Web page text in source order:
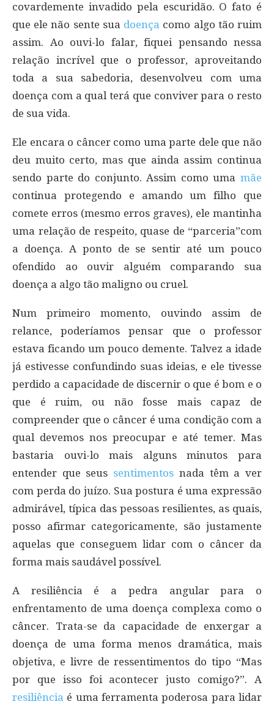
covardemente invadido pela escuridão. O fato é
que ele não sente sua doença como algo tão ruim
assim. Ao ouvi-lo falar, fiquei pensando nessa
relação incrível que o professor, aproveitando
toda a sua sabedoria, desenvolveu com uma
doença com a qual terá que conviver para o resto
de sua vida.
Ele encara o câncer como uma parte dele que não
deu muito certo, mas que ainda assim continua
sendo parte do conjunto. Assim como uma mãe
continua protegendo e amando um filho que
comete erros (mesmo erros graves), ele mantinha
uma relação de respeito, quase de “parceria”com
a doença. A ponto de se sentir até um pouco
ofendido ao ouvir alguém comparando sua
doença a algo tão maligno ou cruel.
Num primeiro momento, ouvindo assim de
relance, poderíamos pensar que o professor
estava ficando um pouco demente. Talvez a idade
já estivesse confundindo suas ideias, e ele tivesse
perdido a capacidade de discernir o que é bom e o
que é ruim, ou não fosse mais capaz de
compreender que o câncer é uma condição com a
qual devemos nos preocupar e até temer. Mas
bastaria ouvi-lo mais alguns minutos para
entender que seus sentimentos nada têm a ver
com perda do juízo. Sua postura é uma expressão
admirável, típica das pessoas resilientes, as quais,
posso afirmar categoricamente, são justamente
aquelas que conseguem lidar com o câncer da
forma mais saudável possível.
A resiliência é a pedra angular para o
enfrentamento de uma doença complexa como o
câncer. Trata-se da capacidade de enxergar a
doença de uma forma menos dramática, mais
objetiva, e livre de ressentimentos do tipo “Mas
por que isso foi acontecer justo comigo?”. A
resiliência é uma ferramenta poderosa para lidar